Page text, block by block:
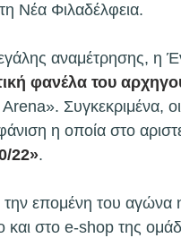
Νέα Φιλαδέλφεια.
αναμέτρησης, η
φανέλα του
Συγκεκριμένα,
η οποία στο
22».
επομένη του αγώνα
και στο e-shop της